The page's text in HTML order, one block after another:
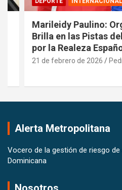
Marileidy Paulino:
Brilla en las Pistas del
por la Realeza Española
21 de febrero de 2026 Pedro
Alerta Metropolitana
Vocero de la gestión de riesgo
Dominicana